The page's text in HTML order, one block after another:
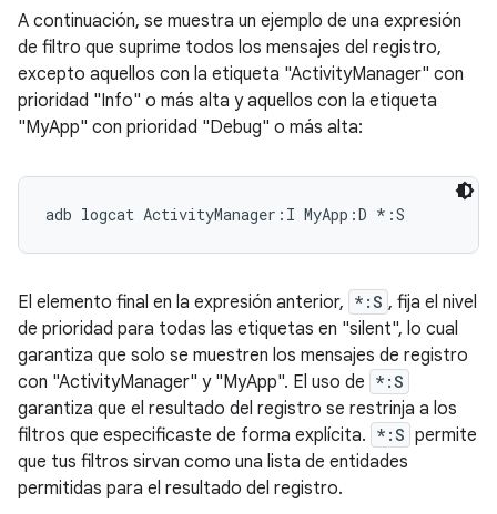
A continuación, se muestra un ejemplo de una expresión
de filtro que suprime todos los mensajes del registro,
excepto aquellos con la etiqueta "ActivityManager" con
prioridad "Info" o más alta y aquellos con la etiqueta
"MyApp" con prioridad "Debug" o más alta:
El elemento final en la expresión anterior, *:S , fija el nivel
de prioridad para todas las etiquetas en "silent", lo cual
garantiza que solo se muestren los mensajes de registro
con "ActivityManager" y "MyApp". El uso de *:S
garantiza que el resultado del registro se restrinja a los
filtros que especificaste de forma explícita. *:S permite
que tus filtros sirvan como una lista de entidades
permitidas para el resultado del registro.